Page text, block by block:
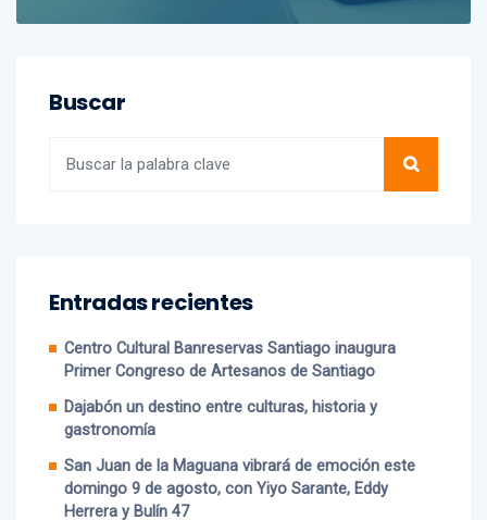
Primer Congreso de Artesanos de Santiago
Dajabón un destino entre culturas, historia y
gastronomía
San Juan de la Maguana vibrará de emoción este
domingo 9 de agosto, con Yiyo Sarante, Eddy
Herrera y Bulín 47